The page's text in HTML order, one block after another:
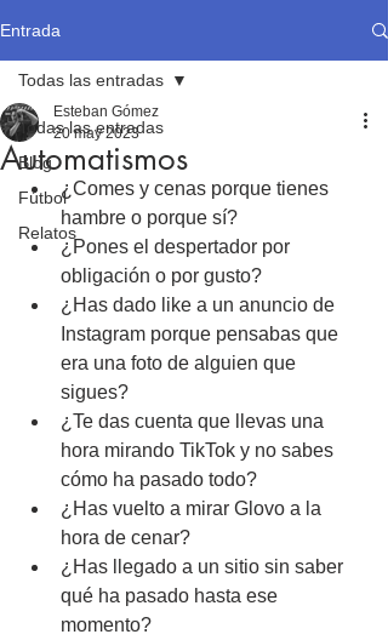
Entrada
Todas las entradas
Blog
Fútbol
Relatos
Todas las entradas
Automatismos
Esteban Gómez
20 may 2023
¿Comes y cenas porque tienes
hambre o porque sí?
¿Pones el despertador por
obligación o por gusto?
¿Has dado like a un anuncio de
Instagram porque pensabas que
era una foto de alguien que
sigues?
¿Te das cuenta que llevas una
hora mirando TikTok y no sabes
cómo ha pasado todo?
¿Has vuelto a mirar Glovo a la
hora de cenar?
¿Has llegado a un sitio sin saber
qué ha pasado hasta ese
momento?